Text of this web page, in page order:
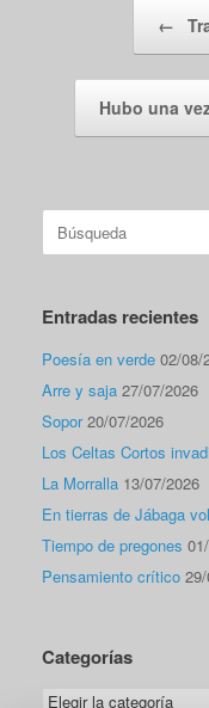
←
Hubo una
Buscar:
Entradas recientes
Poesía en verde 02/08/
Arre y saja 27/07/2026
Sopor 20/07/2026
Los Celtas Cortos
La Morralla 13/07/2026
En tierras de Jábaga
Tiempo de pregones
Pensamiento crítico
Categorías
Categorías